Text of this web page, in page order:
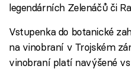
legendárních Zelenáčů či
Vstupenka do botanické
na vinobraní v Trojském
vinobraní platí navýšené